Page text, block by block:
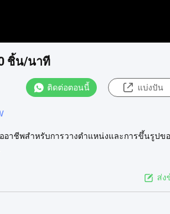
ชิ้น/นาที
ติดต่อตอนนี้ แบ่งปัน
อาชีพสำหรับการวางตำแหน่งและการขึ้นรูปข
ส่ง